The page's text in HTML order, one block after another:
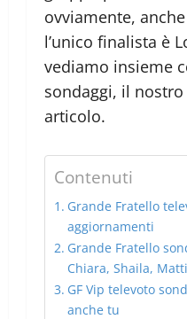
ovviamente,
l’unico finalista è
vediamo insieme
sondaggi, il
articolo.
Contenuti
Grande Fratello
aggiornamenti
Grande Fratello
Chiara, Shaila,
GF Vip televoto
anche tu